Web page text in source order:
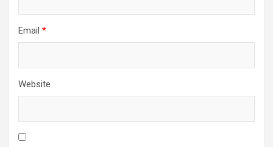
Email *
Website